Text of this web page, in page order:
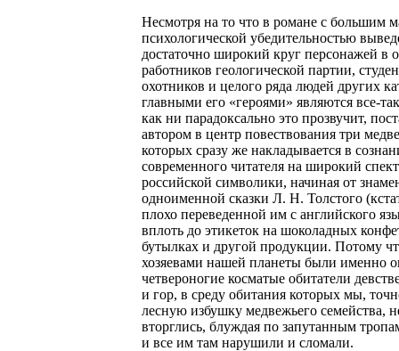
Несмотря на то что в романе с большим
психологической убедительностью
достаточно широкий круг персонажей в
работников геологической партии,
охотников и целого ряда людей других
главными его «героями» являются все-
как ни парадоксально это прозвучит,
автором в центр повествования три
которых сразу же накладывается в
современного читателя на широкий
российской символики, начиная от
одноименной сказки Л. Н. Толстого
плохо переведенной им с английского
вплоть до этикеток на шоколадных
бутылках и другой продукции. Потому
хозяевами нашей планеты были именно
четвероногие косматые обитатели
и гор, в среду обитания которых мы,
лесную избушку медвежьего семейства,
вторглись, блуждая по запутанным
и все им там нарушили и сломали.